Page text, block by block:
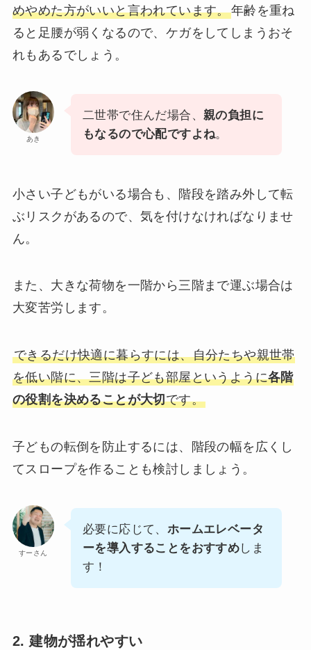
めやめた方がいいと言われています。年齢を重ね
ると足腰が弱くなるので、ケガをしてしまうおそ
れもあるでしょう。
あき
二世帯で住んだ場合、 親の負担に
もなるので心配ですよね。
小さい子どもがいる場合も、階段を踏み外して転
ぶリスクがあるので、気を付けなければなりませ
ん。
また、大きな荷物を一階から三階まで運ぶ場合は
大変苦労します。
できるだけ快適に暮らすには、自分たちや親世帯
を低い階に、三階は子ども部屋というように各階
の役割を決めることが大切です。
子どもの転倒を防止するには、階段の幅を広くし
てスロープを作ることも検討しましょう。
すーさん
必要に応じて、 ホームエレベータ
ーを導入することをおすすめしま
す！
2. 建物が揺れやすい